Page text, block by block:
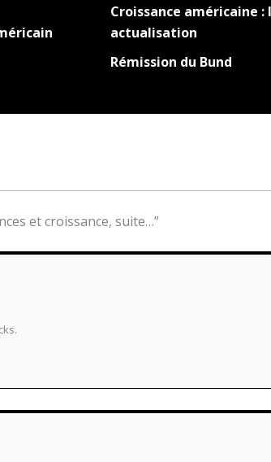
Croissance américaine
actualisation
Rémission du Bund
et croissance, suite…”